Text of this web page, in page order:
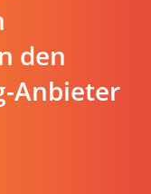
den
Anbieter